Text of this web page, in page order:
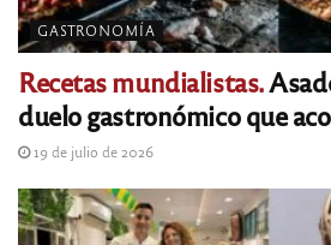
GASTRONOMÍA
Recetas mundialistas.
duelo gastronómico que
19 de julio de 2026